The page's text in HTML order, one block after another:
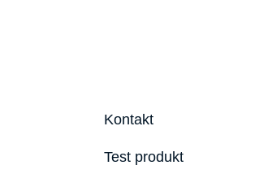
Kontakt
Test produkt